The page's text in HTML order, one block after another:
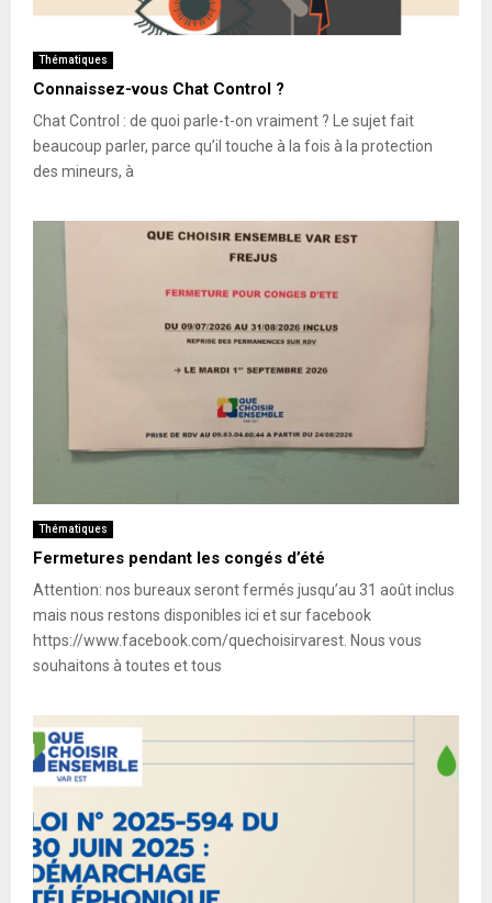
Thématiques
Connaissez-vous Chat Control ?
Chat Control : de quoi parle-t-on vraiment ? Le sujet fait
beaucoup parler, parce qu’il touche à la fois à la protection
des mineurs, à
Thématiques
Fermetures pendant les congés d’été
Attention: nos bureaux seront fermés jusqu’au 31 août inclus
mais nous restons disponibles ici et sur facebook
https://www.facebook.com/quechoisirvarest. Nous vous
souhaitons à toutes et tous